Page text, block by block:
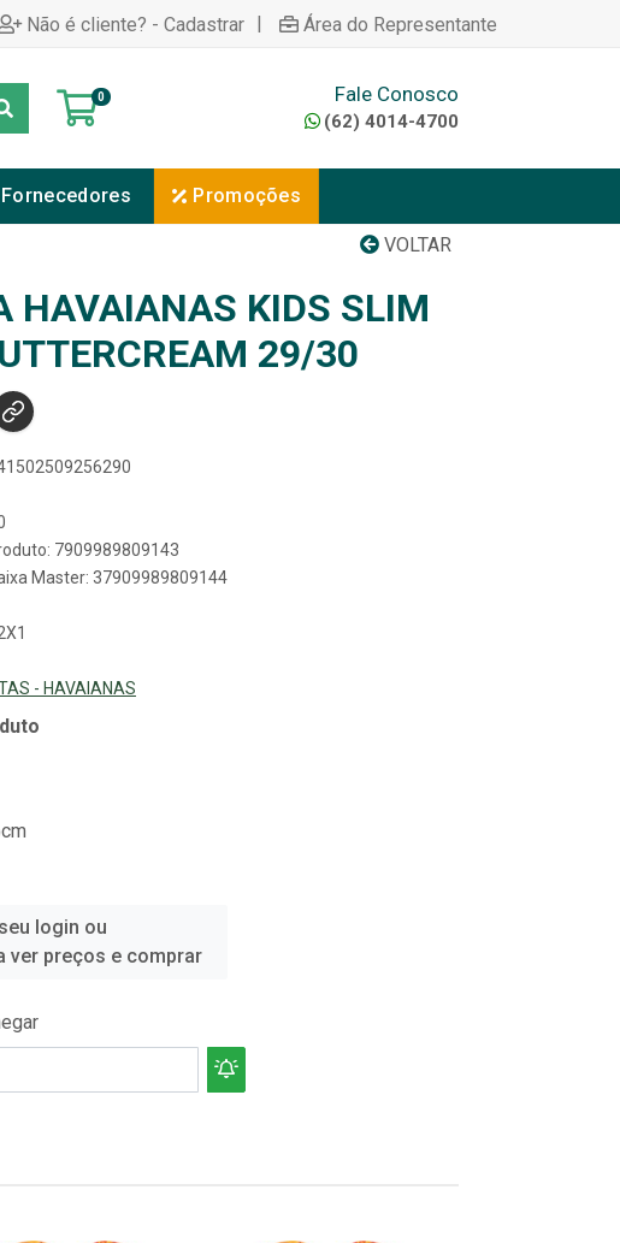
Não é cliente? - Cadastrar | Área do Representante
0 Fale Conosco
(62) 4014-4700
Fornecedores Promoções
VOLTAR
HAVAIANAS KIDS SLIM
29/30
7909989809143
Master: 37909989809144
- HAVAIANAS
login ou
ver preços e comprar